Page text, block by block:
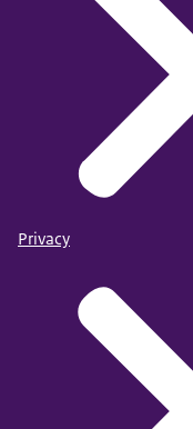
Privacy